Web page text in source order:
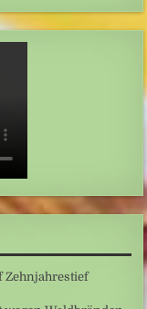
Zehnjahrestief